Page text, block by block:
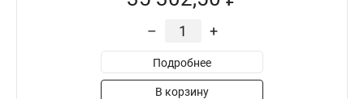
– +
Подробнее
В корзину